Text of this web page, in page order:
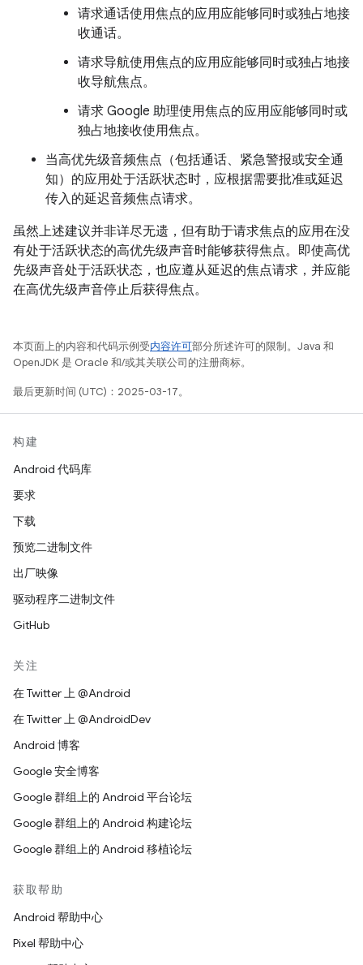
请求通话使用焦点的应用应能够同时或独占地接
收通话。
请求导航使用焦点的应用应能够同时或独占地接
收导航焦点。
请求 Google 助理使用焦点的应用应能够同时或
独占地接收使用焦点。
当高优先级音频焦点（包括通话、紧急警报或安全通
知）的应用处于活跃状态时，应根据需要批准或延迟
传入的延迟音频焦点请求。
虽然上述建议并非详尽无遗，但有助于请求焦点的应用在没
有处于活跃状态的高优先级声音时能够获得焦点。即使高优
先级声音处于活跃状态，也应遵从延迟的焦点请求，并应能
在高优先级声音停止后获得焦点。
本页面上的内容和代码示例受内容许可部分所述许可的限制。Java 和
OpenJDK 是 Oracle 和/或其关联公司的注册商标。
最后更新时间 (UTC)：2025-03-17。
构建
Android 代码库
要求
下载
预览二进制文件
出厂映像
驱动程序二进制文件
GitHub
关注
在 Twitter 上 @Android
在 Twitter 上 @AndroidDev
Android 博客
Google 安全博客
Google 群组上的 Android 平台论坛
Google 群组上的 Android 构建论坛
Google 群组上的 Android 移植论坛
获取帮助
Android 帮助中心
Pixel 帮助中心